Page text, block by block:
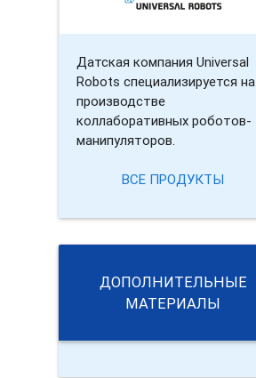
Датская компания Universal
Robots специализируется на
производстве
коллаборативных роботов-
манипуляторов.
ВСЕ ПРОДУКТЫ
ДОПОЛНИТЕЛЬНЫЕ
МАТЕРИАЛЫ